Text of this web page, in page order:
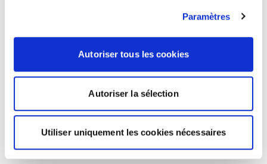
Paramètres
Autoriser tous les cookies
Autoriser la sélection
Utiliser uniquement les cookies nécessaires